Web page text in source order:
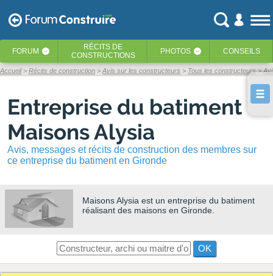
FORUM ‹ RÉCITS DE
CONSTRUCTIONS
PHOTOS ‹ CONSEILS
Accueil Récits de construction Avis sur les constructeurs Tous les constructeurs
Entreprise du batiment
Maisons Alysia
Avis, messages et récits de construction des membres sur
ce entreprise du batiment en Gironde
Maisons Alysia est un entreprise du batiment
réalisant des maisons en Gironde.
OK